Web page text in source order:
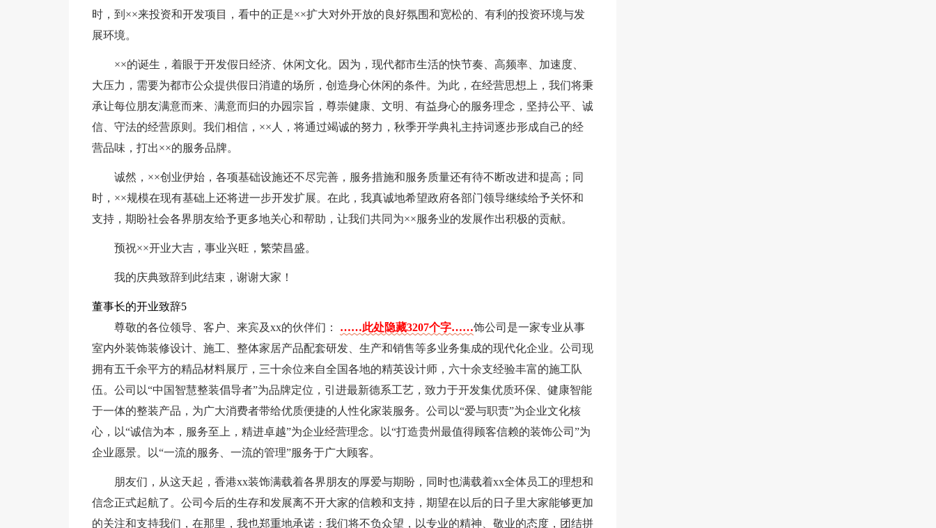
时，到××来投资和开发项目，看中的正是××扩大对外开放的良好氛围和宽松的、有利的投资环境与发
展环境。
××的诞生，着眼于开发假日经济、休闲文化。因为，现代都市生活的快节奏、高频率、加速度、
大压力，需要为都市公众提供假日消遣的场所，创造身心休闲的条件。为此，在经营思想上，我们将秉
承让每位朋友满意而来、满意而归的办园宗旨，尊崇健康、文明、有益身心的服务理念，坚持公平、诚
信、守法的经营原则。我们相信，××人，将通过竭诚的努力，秋季开学典礼主持词逐步形成自己的经
营品味，打出××的服务品牌。
诚然，××创业伊始，各项基础设施还不尽完善，服务措施和服务质量还有待不断改进和提高；同
时，××规模在现有基础上还将进一步开发扩展。在此，我真诚地希望政府各部门领导继续给予关怀和
支持，期盼社会各界朋友给予更多地关心和帮助，让我们共同为××服务业的发展作出积极的贡献。
预祝××开业大吉，事业兴旺，繁荣昌盛。
我的庆典致辞到此结束，谢谢大家！
董事长的开业致辞5
尊敬的各位领导、客户、来宾及xx的伙伴们： ……此处隐藏3207个字……饰公司是一家专业从事
室内外装饰装修设计、施工、整体家居产品配套研发、生产和销售等多业务集成的现代化企业。公司现
拥有五千余平方的精品材料展厅，三十余位来自全国各地的精英设计师，六十余支经验丰富的施工队
伍。公司以“中国智慧整装倡导者”为品牌定位，引进最新德系工艺，致力于开发集优质环保、健康智能
于一体的整装产品，为广大消费者带给优质便捷的人性化家装服务。公司以“爱与职责”为企业文化核
心，以“诚信为本，服务至上，精进卓越”为企业经营理念。以“打造贵州最值得顾客信赖的装饰公司”为
企业愿景。以“一流的服务、一流的管理”服务于广大顾客。
朋友们，从这天起，香港xx装饰满载着各界朋友的厚爱与期盼，同时也满载着xx全体员工的理想和
信念正式起航了。公司今后的生存和发展离不开大家的信赖和支持，期望在以后的日子里大家能够更加
的关注和支持我们，在那里，我也郑重地承诺：我们将不负众望，以专业的精神、敬业的态度，团结拼